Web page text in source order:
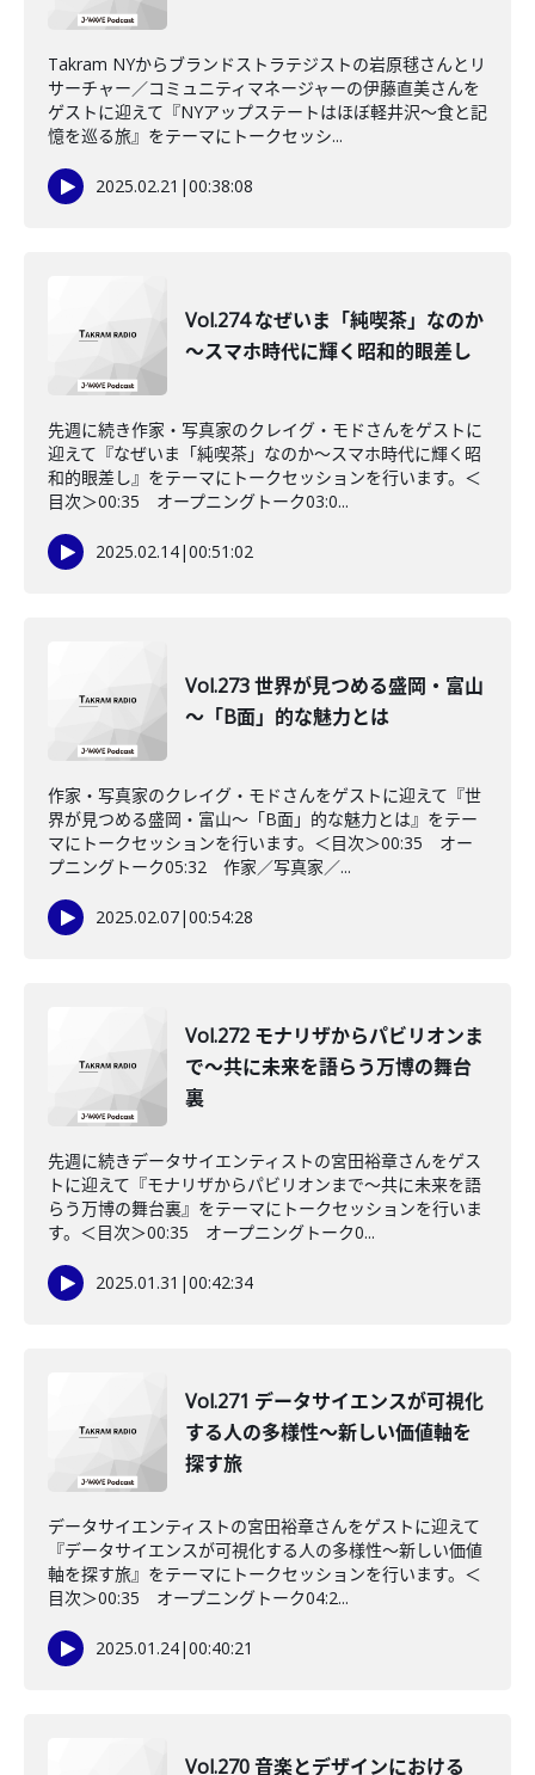
Takram NYからブランドストラテジストの岩原毬さんとリ
サーチャー／コミュニティマネージャーの伊藤直美さんを
ゲストに迎えて『NYアップステートはほぼ軽井沢～食と記
憶を巡る旅』をテーマにトークセッシ...
2025.02.21 |00:38:08
Vol.274 なぜいま「純喫茶」なのか
～スマホ時代に輝く昭和的眼差し
先週に続き作家・写真家のクレイグ・モドさんをゲストに
迎えて『なぜいま「純喫茶」なのか～スマホ時代に輝く昭
和的眼差し』をテーマにトークセッションを行います。＜
目次＞00:35 オープニングトーク03:0...
2025.02.14|00:51:02
Vol.273 世界が見つめる盛岡・富山
～「B面」的な魅力とは
作家・写真家のクレイグ・モドさんをゲストに迎えて『世
界が見つめる盛岡・富山～「B面」的な魅力とは』をテー
マにトークセッションを行います。＜目次＞00:35 オー
プニングトーク05:32 作家／写真家／...
2025.02.07|00:54:28
Vol.272 モナリザからパビリオンま
で～共に未来を語らう万博の舞台
裏
先週に続きデータサイエンティストの宮田裕章さんをゲス
トに迎えて『モナリザからパビリオンまで～共に未来を語
らう万博の舞台裏』をテーマにトークセッションを行いま
す。＜目次＞00:35 オープニングトーク0...
2025.01.31 |00:42:34
Vol.271 データサイエンスが可視化
する人の多様性〜新しい価値軸を
探す旅
データサイエンティストの宮田裕章さんをゲストに迎えて
『データサイエンスが可視化する人の多様性〜新しい価値
軸を探す旅』をテーマにトークセッションを行います。＜
目次＞00:35 オープニングトーク04:2...
2025.01.24|00:40:21
Vol.270 音楽とデザインにおける